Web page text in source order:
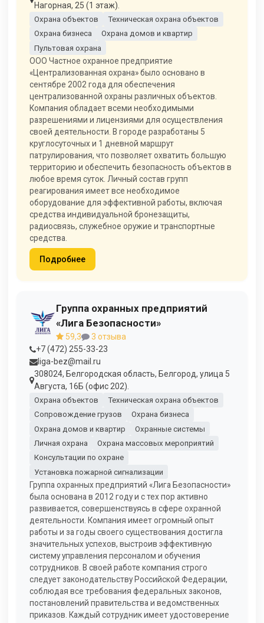
Нагорная, 25 (1 этаж).
Охрана объектов
Техническая охрана объектов
Охрана бизнеса
Охрана домов и квартир
Пультовая охрана
ООО Частное охранное предприятие
«Централизованная охрана» было основано в
сентябре 2002 года для обеспечения
централизованной охраны различных объектов.
Компания обладает всеми необходимыми
разрешениями и лицензиями для осуществления
своей деятельности. В городе разработаны 5
круглосуточных и 1 дневной маршрут
патрулирования, что позволяет охватить большую
территорию и обеспечить безопасность объектов в
любое время суток. Личный состав групп
реагирования имеет все необходимое
оборудование для эффективной работы, включая
средства индивидуальной бронезащиты,
радиосвязь, служебное оружие и транспортные
средства.
Подробнее
Группа охранных предприятий
«Лига Безопасности»
59,3
3 отзыва
+7 (472) 255-33-23
liga-bez@mail.ru
308024, Белгородская область, Белгород, улица 5
Августа, 16Б (офис 202).
Охрана объектов
Техническая охрана объектов
Сопровождение грузов
Охрана бизнеса
Охрана домов и квартир
Охранные системы
Личная охрана
Охрана массовых мероприятий
Консультации по охране
Установка пожарной сигнализации
Группа охранных предприятий «Лига Безопасности»
была основана в 2012 году и с тех пор активно
развивается, совершенствуясь в сфере охранной
деятельности. Компания имеет огромный опыт
работы и за годы своего существования достигла
значительных успехов, выстроив эффективную
систему управления персоналом и обучения
сотрудников. В своей работе компания строго
следует законодательству Российской Федерации,
соблюдая все требования федеральных законов,
постановлений правительства и ведомственных
приказов. Каждый сотрудник имеет удостоверение